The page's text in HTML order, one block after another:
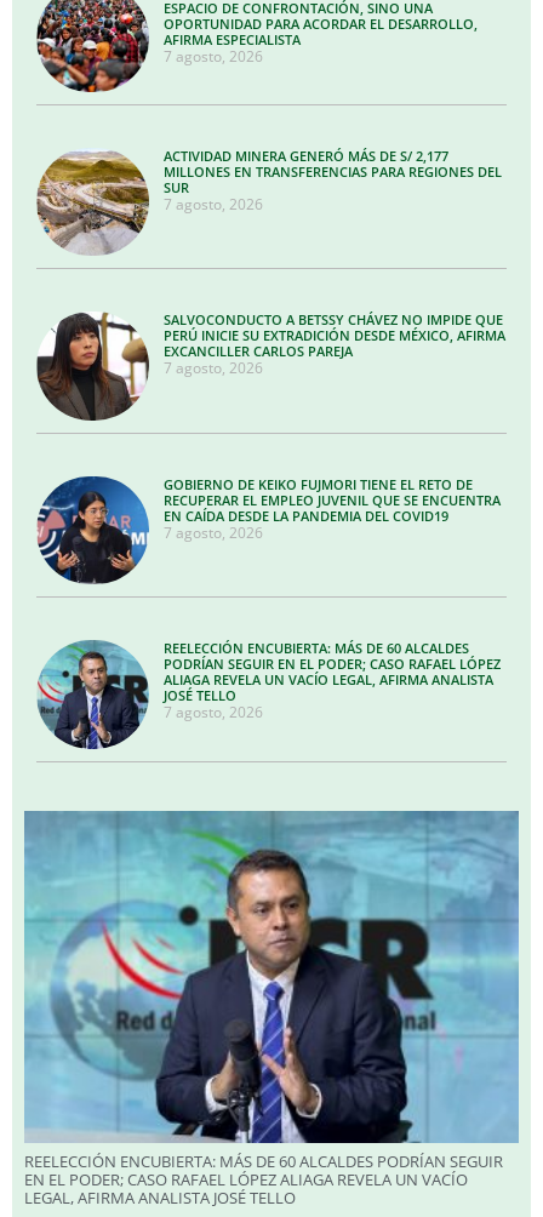
ESPACIO DE CONFRONTACIÓN, SINO UNA
OPORTUNIDAD PARA ACORDAR EL DESARROLLO,
AFIRMA ESPECIALISTA
7 agosto, 2026
ACTIVIDAD MINERA GENERÓ MÁS DE S/ 2,177
MILLONES EN TRANSFERENCIAS PARA REGIONES DEL
SUR
7 agosto, 2026
SALVOCONDUCTO A BETSSY CHÁVEZ NO IMPIDE QUE
PERÚ INICIE SU EXTRADICIÓN DESDE MÉXICO, AFIRMA
EXCANCILLER CARLOS PAREJA
7 agosto, 2026
GOBIERNO DE KEIKO FUJMORI TIENE EL RETO DE
RECUPERAR EL EMPLEO JUVENIL QUE SE ENCUENTRA
EN CAÍDA DESDE LA PANDEMIA DEL COVID19
7 agosto, 2026
REELECCIÓN ENCUBIERTA: MÁS DE 60 ALCALDES
PODRÍAN SEGUIR EN EL PODER; CASO RAFAEL LÓPEZ
ALIAGA REVELA UN VACÍO LEGAL, AFIRMA ANALISTA
JOSÉ TELLO
7 agosto, 2026
REELECCIÓN ENCUBIERTA: MÁS DE 60 ALCALDES PODRÍAN SEGUIR
EN EL PODER; CASO RAFAEL LÓPEZ ALIAGA REVELA UN VACÍO
LEGAL, AFIRMA ANALISTA JOSÉ TELLO